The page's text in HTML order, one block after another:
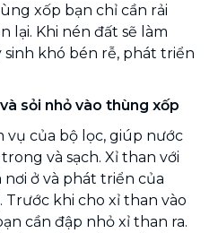
xốp bạn chỉ cần rải
lại. Khi nén đất sẽ làm
khó bén rễ, phát triển
sỏi nhỏ vào thùng xốp
vụ của bộ lọc, giúp nước
và sạch. Xỉ than với
ở và phát triển của
Trước khi cho xỉ than vào
cần đập nhỏ xỉ than ra.